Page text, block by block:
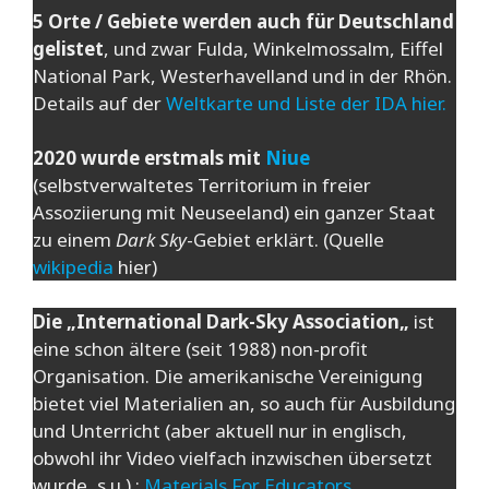
5 Orte / Gebiete werden auch für Deutschland
gelistet, und zwar Fulda, Winkelmossalm, Eiffel
National Park, Westerhavelland und in der Rhön.
Details auf derWeltkarte und Liste der IDA hier.
2020 wurde erstmals mit Niue
(selbstverwaltetes Territorium in freier
Assoziierung mit Neuseeland) ein ganzer Staat
zu einem Dark Sky-Gebiet erklärt. (Quelle
wikipedia hier)
Die „International Dark-Sky Association„ ist
eine schon ältere (seit 1988) non-profit
Organisation. Die amerikanische Vereinigung
bietet viel Materialien an, so auch für Ausbildung
und Unterricht (aber aktuell nur in englisch,
obwohl ihr Video vielfach inzwischen übersetzt